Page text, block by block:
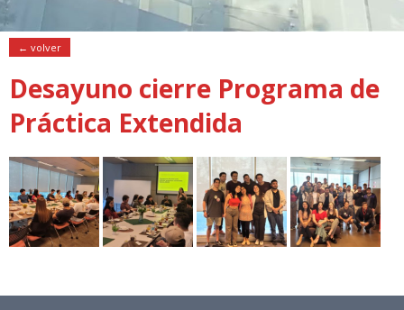
← volver
Desayuno cierre Programa de
Práctica Extendida